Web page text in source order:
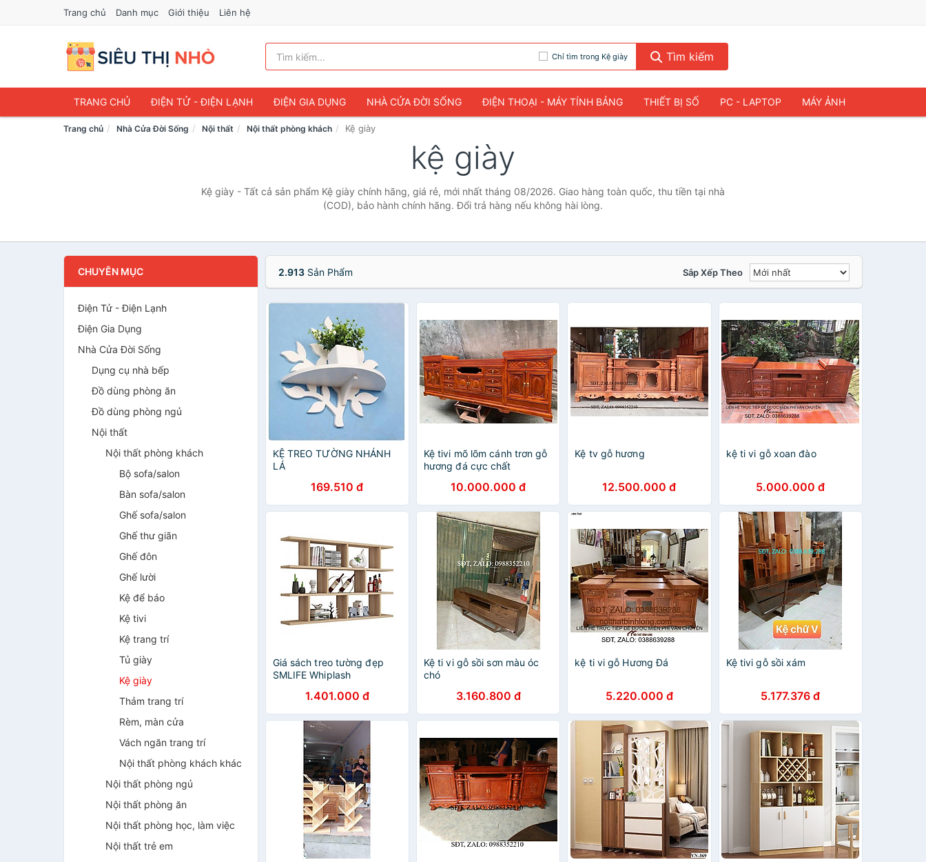
Trang chủ Danh mục Giới thiệu Liên hệ
Chỉ tìm trong Kệ giày Tìm kiếm
TRANG CHỦ ĐIỆN TỬ - ĐIỆN LẠNH ĐIỆN GIA DỤNG NHÀ CỬA ĐỜI SỐNG ĐIỆN THOẠI - MÁY TÍNH BẢNG THIẾT BỊ SỐ PC - LAPTOP MÁY ẢNH
Trang chủ Nhà Cửa Đời Sống Nội thất Nội thất phòng khách Kệ giày
kệ giày
Kệ giày - Tất cả sản phẩm Kệ giày chính hãng, giá rẻ, mới nhất tháng 08/2026. Giao hàng toàn quốc, thu tiền tại nhà
(COD), bảo hành chính hãng. Đổi trả hàng nếu không hài lòng.
CHUYÊN MỤC
Điện Tử - Điện Lạnh
Điện Gia Dụng
Nhà Cửa Đời Sống
Dụng cụ nhà bếp
Đồ dùng phòng ăn
Đồ dùng phòng ngủ
Nội thất
Nội thất phòng khách
Bộ sofa/salon
Bàn sofa/salon
Ghế sofa/salon
Ghế thư giãn
Ghế đôn
Ghế lười
Kệ để báo
Kệ tivi
Kệ trang trí
Tủ giày
Kệ giày
Thảm trang trí
Rèm, màn cửa
Vách ngăn trang trí
Nội thất phòng khách khác
Nội thất phòng ngủ
Nội thất phòng ăn
Nội thất phòng học, làm việc
Nội thất trẻ em
2.913Sản Phẩm Sắp Xếp Theo
KỆ TREO TƯỜNG NHÁNH
LÁ
169.510 đ
Kệ tivi mõ lõm cánh trơn gỗ
hương đá cực chất
10.000.000 đ
Kệ tv gỗ hương
12.500.000 đ
kệ ti vi gỗ xoan đào
5.000.000 đ
Giá sách treo tường đẹp
SMLIFE Whiplash
1.401.000 đ
Kệ ti vi gỗ sồi sơn màu óc
chó
3.160.800 đ
kệ ti vi gỗ Hương Đá
5.220.000 đ
Kệ tivi gỗ sồi xám
5.177.376 đ